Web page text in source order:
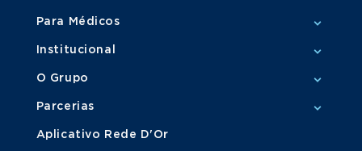
Para Médicos
Institucional
O Grupo
Parcerias
Aplicativo Rede D'Or